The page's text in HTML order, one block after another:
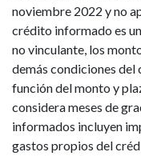
noviembre 2022 y no
crédito informado es
no vinculante, los
demás condiciones del
función del monto y
considera meses de
informados incluyen
gastos propios del